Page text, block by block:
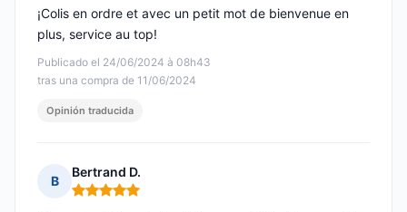
Publicado el 24/06/2024 à 08h43
tras una compra de 11/06/2024
¡Colis en ordre et avec un petit mot de bienvenue en
plus, service au top!
Opinión traducida
B
Bertrand D.
Nota: 5 de 5